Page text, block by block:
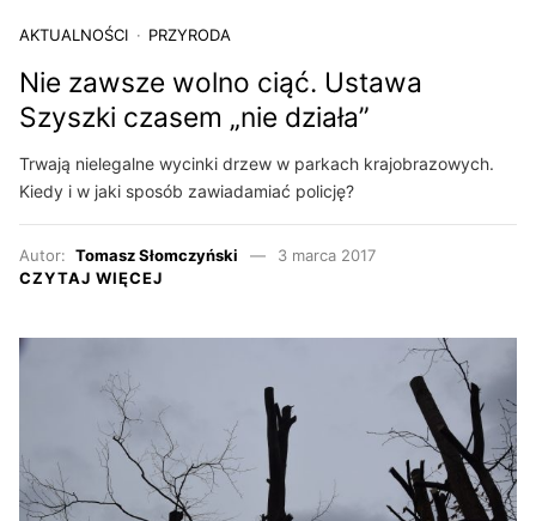
AKTUALNOŚCI PRZYRODA
Nie zawsze wolno ciąć. Ustawa
Szyszki czasem „nie działa”
Trwają nielegalne wycinki drzew w parkach krajobrazowych.
Kiedy i w jaki sposób zawiadamiać policję?
Autor: Tomasz Słomczyński
3 marca 2017
CZYTAJ WIĘCEJ